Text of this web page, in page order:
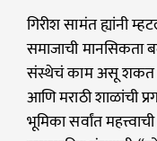
गिरीश सामंत ह्यांनी
समाजाची मानसिकता
संस्थेचं काम असू शकत
आणि मराठी शाळांची
भूमिका सर्वांत